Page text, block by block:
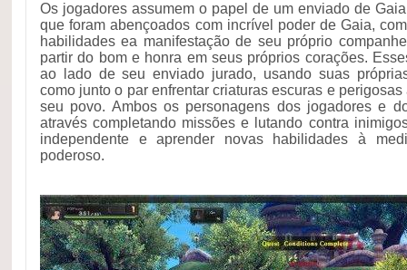
Os jogadores assumem o papel de um enviado de
que foram abençoados com incrível poder de Gaia,
habilidades ea manifestação de seu próprio
partir do bom e honra em seus próprios corações.
ao lado de seu enviado jurado, usando suas
como junto o par enfrentar criaturas escuras e
seu povo. Ambos os personagens dos jogadores e
através completando missões e lutando contra
independente e aprender novas habilidades à
poderoso.